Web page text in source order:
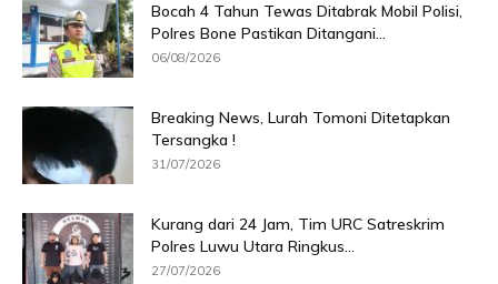
Bocah 4 Tahun Tewas Ditabrak Mobil Polisi,
Polres Bone Pastikan Ditangani...
06/08/2026
Breaking News, Lurah Tomoni Ditetapkan
Tersangka !
31/07/2026
Kurang dari 24 Jam, Tim URC Satreskrim
Polres Luwu Utara Ringkus...
27/07/2026